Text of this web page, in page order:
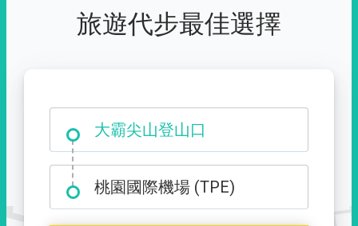
旅遊代步最佳選擇
大霸尖山登山口
桃園國際機場 (TPE)